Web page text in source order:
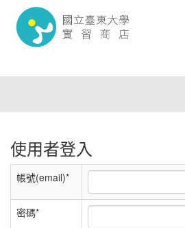
使用者登入
帳號(email)*
密碼*